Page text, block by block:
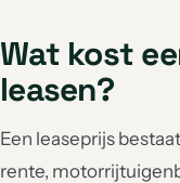
Wat kost
leasen?
Een leaseprijs
rente,